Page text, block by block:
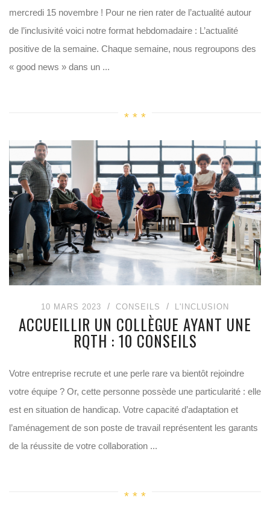
mercredi 15 novembre ! Pour ne rien rater de l’actualité autour
de l’inclusivité voici notre format hebdomadaire : L’actualité
positive de la semaine. Chaque semaine, nous regroupons des
« good news » dans un ...
10 MARS 2023 CONSEILS L'INCLUSION
ACCUEILLIR UN COLLÈGUE AYANT UNE
RQTH : 10 CONSEILS
Votre entreprise recrute et une perle rare va bientôt rejoindre
votre équipe ? Or, cette personne possède une particularité : elle
est en situation de handicap. Votre capacité d’adaptation et
l’aménagement de son poste de travail représentent les garants
de la réussite de votre collaboration ...